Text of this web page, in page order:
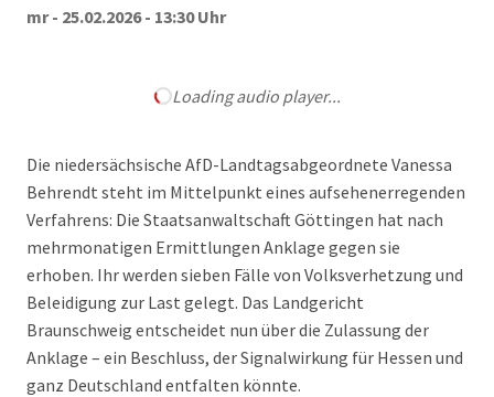
mr - 25.02.2026 - 13:30 Uhr
Loading audio player...
Die niedersächsische AfD-Landtagsabgeordnete Vanessa
Behrendt steht im Mittelpunkt eines aufsehenerregenden
Verfahrens: Die Staatsanwaltschaft Göttingen hat nach
mehrmonatigen Ermittlungen Anklage gegen sie
erhoben. Ihr werden sieben Fälle von Volksverhetzung und
Beleidigung zur Last gelegt. Das Landgericht
Braunschweig entscheidet nun über die Zulassung der
Anklage – ein Beschluss, der Signalwirkung für Hessen und
ganz Deutschland entfalten könnte.